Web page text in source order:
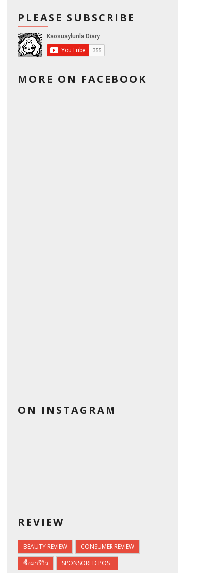
PLEASE SUBSCRIBE
MORE ON FACEBOOK
ON INSTAGRAM
REVIEW
BEAUTY REVIEW
CONSUMER REVIEW
ซื้อมารีวิว
SPONSORED POST